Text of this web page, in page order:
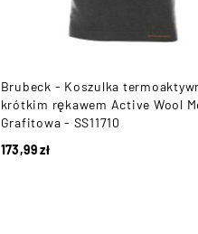
Brubeck - Koszulka
krótkim rękawem Active Wool
Grafitowa - SS11710
173,99zł